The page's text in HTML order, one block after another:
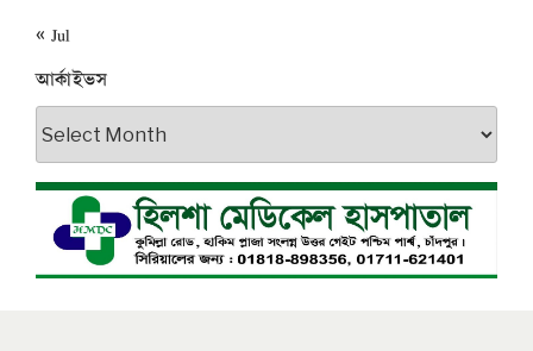
« Jul
আর্কাইভস
আর্কাইভস